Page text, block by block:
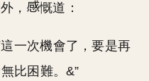
， 慨道：
一次機會了，要是再
比困難。&”